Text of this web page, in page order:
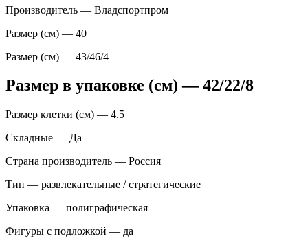
Производитель — Владспортпром
Размер (см) — 40
Размер (см) — 43/46/4
Размер в упаковке (см) — 42/22/8
Размер клетки (см) — 4.5
Складные — Да
Страна производитель — Россия
Тип — развлекательные / стратегические
Упаковка — полиграфическая
Фигуры с подложкой — да